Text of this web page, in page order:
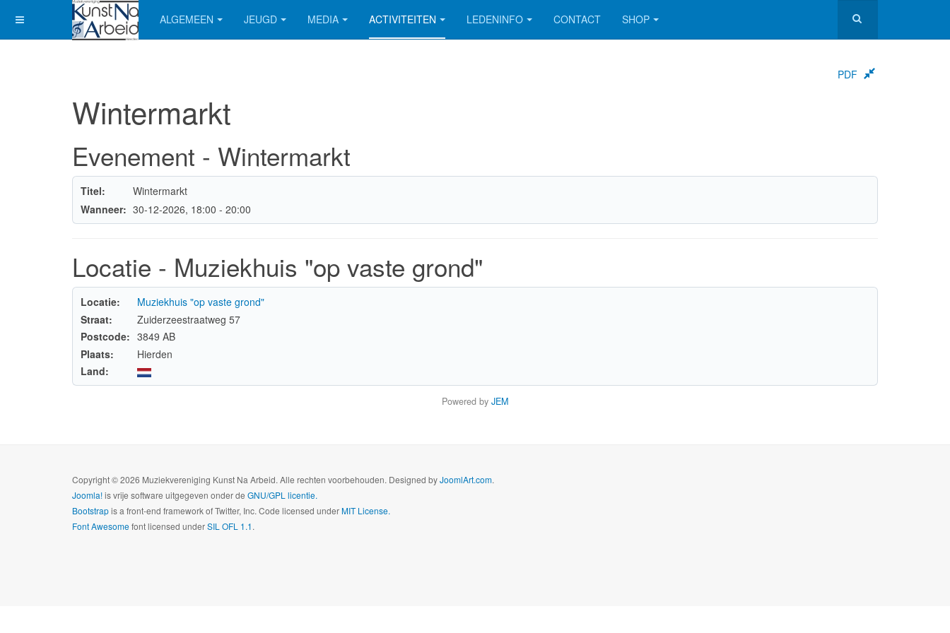
ALGEMEEN JEUGD MEDIA ACTIVITEITEN LEDENINFO CONTACT SHOP
PDF
Wintermarkt
Evenement - Wintermarkt
Titel:
Wintermarkt
Wanneer: 30-12-2026, 18:00 - 20:00
Locatie - Muziekhuis "op vaste grond"
Locatie:
Muziekhuis "op vaste grond"
Straat:
Zuiderzeestraatweg 57
Postcode: 3849 AB
Plaats:
Hierden
Land:
Powered by JEM
Copyright © 2026 Muziekvereniging Kunst Na Arbeid. Alle rechten voorbehouden. Designed byJoomlArt.com.
Joomla!is vrije software uitgegeven onder de GNU/GPL licentie.
Bootstrapis a front-end framework of Twitter, Inc. Code licensed underMIT License.
Font Awesomefont licensed underSIL OFL 1.1.